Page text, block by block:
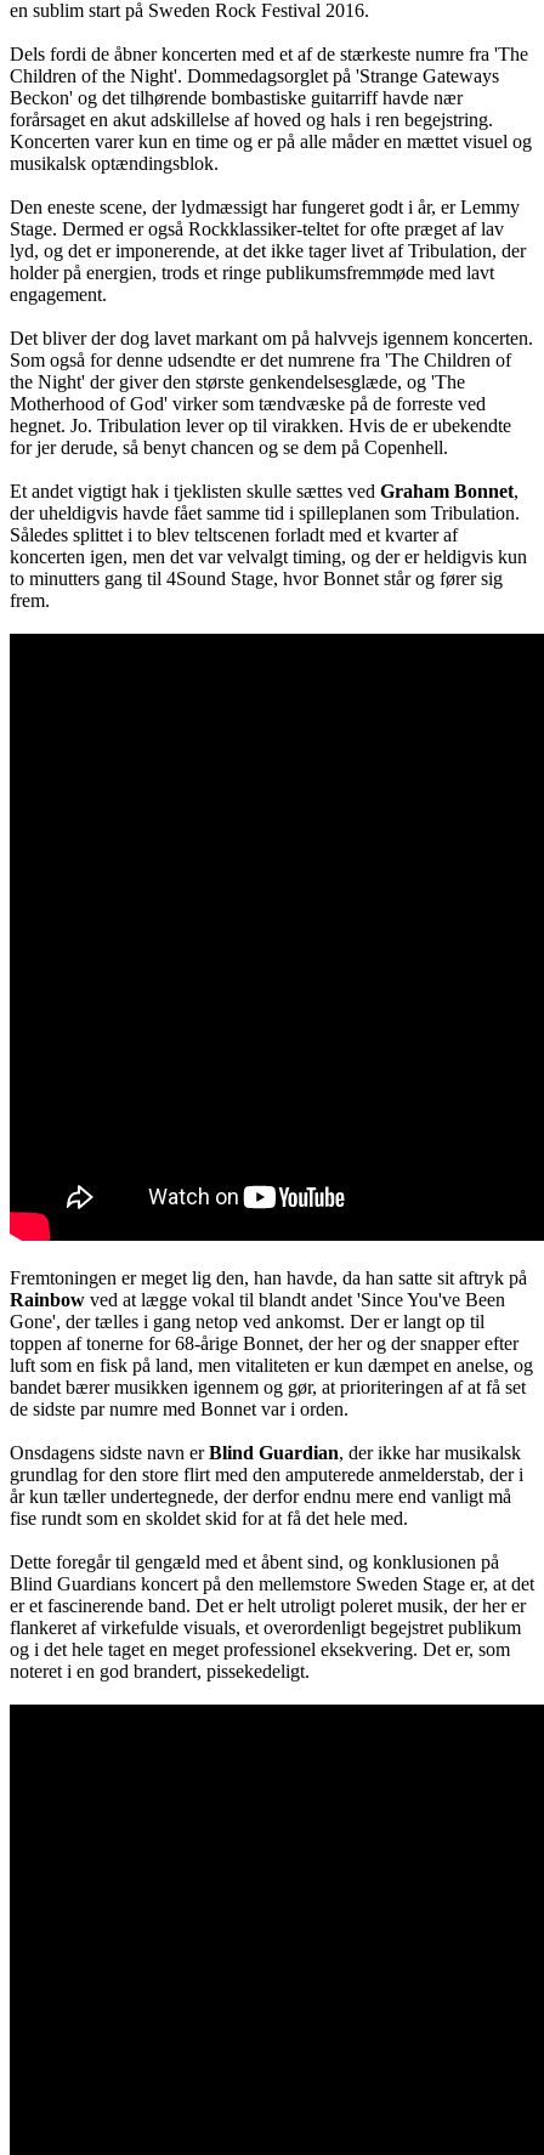
en sublim start på Sweden Rock Festival 2016.
Dels fordi de åbner koncerten med et af de stærkeste numre fra 'The
Children of the Night'. Dommedagsorglet på 'Strange Gateways
Beckon' og det tilhørende bombastiske guitarriff havde nær
forårsaget en akut adskillelse af hoved og hals i ren begejstring.
Koncerten varer kun en time og er på alle måder en mættet visuel og
musikalsk optændingsblok.
Den eneste scene, der lydmæssigt har fungeret godt i år, er Lemmy
Stage. Dermed er også Rockklassiker-teltet for ofte præget af lav
lyd, og det er imponerende, at det ikke tager livet af Tribulation, der
holder på energien, trods et ringe publikumsfremmøde med lavt
engagement.
Det bliver der dog lavet markant om på halvvejs igennem koncerten.
Som også for denne udsendte er det numrene fra 'The Children of
the Night' der giver den største genkendelsesglæde, og 'The
Motherhood of God' virker som tændvæske på de forreste ved
hegnet. Jo. Tribulation lever op til virakken. Hvis de er ubekendte
for jer derude, så benyt chancen og se dem på Copenhell.
Et andet vigtigt hak i tjeklisten skulle sættes ved Graham Bonnet,
der uheldigvis havde fået samme tid i spilleplanen som Tribulation.
Således splittet i to blev teltscenen forladt med et kvarter af
koncerten igen, men det var velvalgt timing, og der er heldigvis kun
to minutters gang til 4Sound Stage, hvor Bonnet står og fører sig
frem.
Fremtoningen er meget lig den, han havde, da han satte sit aftryk på
Rainbow ved at lægge vokal til blandt andet 'Since You've Been
Gone', der tælles i gang netop ved ankomst. Der er langt op til
toppen af tonerne for 68-årige Bonnet, der her og der snapper efter
luft som en fisk på land, men vitaliteten er kun dæmpet en anelse, og
bandet bærer musikken igennem og gør, at prioriteringen af at få set
de sidste par numre med Bonnet var i orden.
Onsdagens sidste navn erBlind Guardian, der ikke har musikalsk
grundlag for den store flirt med den amputerede anmelderstab, der i
år kun tæller undertegnede, der derfor endnu mere end vanligt må
fise rundt som en skoldet skid for at få det hele med.
Dette foregår til gengæld med et åbent sind, og konklusionen på
Blind Guardians koncert på den mellemstore Sweden Stage er, at det
er et fascinerende band. Det er helt utroligt poleret musik, der her er
flankeret af virkefulde visuals, et overordenligt begejstret publikum
og i det hele taget en meget professionel eksekvering. Det er, som
noteret i en god brandert, pissekedeligt.